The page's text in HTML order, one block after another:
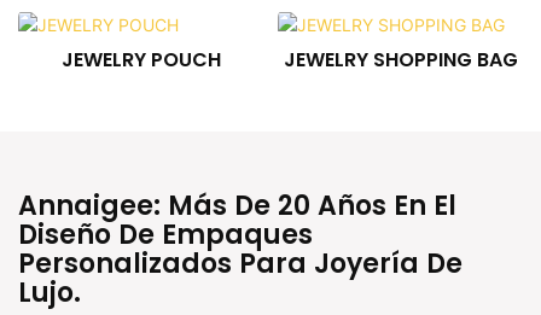
JEWELRY POUCH JEWELRY SHOPPING BAG
Annaigee: Más De 20 Años En El
Diseño De Empaques
Personalizados Para Joyería De
Lujo.